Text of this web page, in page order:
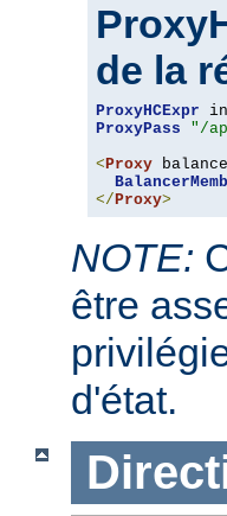
de la
ProxyHCExpr
ProxyPass
"/
<Proxy
</Proxy>
NOTE:
être
d'état.